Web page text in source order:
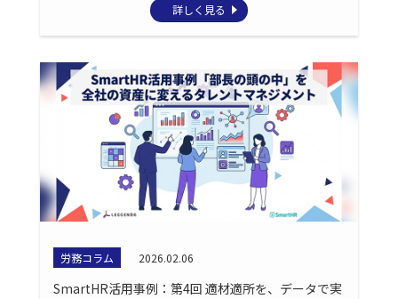
詳しく見る
労務コラム 2026.02.06
SmartHR活用事例：第4回 適材適所を、データで実